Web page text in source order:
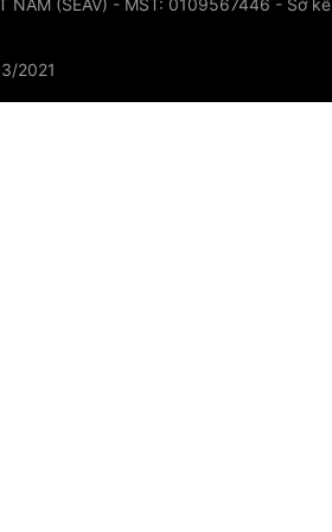
2021